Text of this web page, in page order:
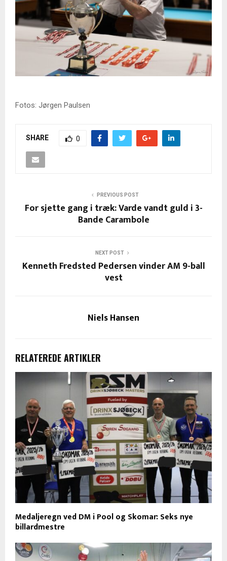
Fotos: Jørgen Paulsen
SHARE 0
PREVIOUS POST
For sjette gang i træk: Varde vandt guld i 3-
Bande Carambole
NEXT POST
Kenneth Fredsted Pedersen vinder AM 9-ball
vest
Niels Hansen
RELATEREDE ARTIKLER
Medaljeregn ved DM i Pool og Skomar: Seks nye
billardmestre